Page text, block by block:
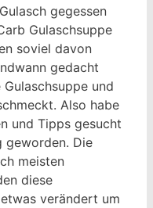
gegessen
Gulaschsuppe
soviel davon
gedacht
und
Also habe
und Tipps gesucht
geworden. Die
meisten
diese
verändert um